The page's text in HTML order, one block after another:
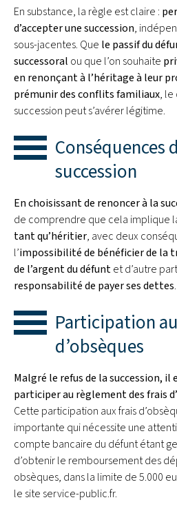
En substance, la règle est claire :
d’accepter une succession,
sous-jacentes. Que le passif du
successoral ou que l’on souhaite
en renonçant à l’héritage à leur
prémunir des conflits familiaux, le
succession peut s’avérer légitime.
Conséquences
succession
En choisissant de renoncer à la
de comprendre que cela implique
tant qu’héritier, avec deux
l’impossibilité de bénéficier de la
de l’argent du défuntet d’autre
responsabilité de payer ses dettes.
Participation
d’obsèques
Malgré le refus de la succession,
participer au règlement des frais
Cette participation aux frais
importante qui nécessite une
compte bancaire du défunt étant
d’obtenir le remboursement des
obsèques, dans la limite de 5.000
le site service-public.fr.